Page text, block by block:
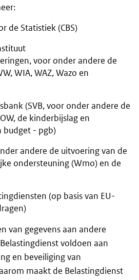
de Statistiek (CBS)
voor onder andere de
WIA, WAZ, Wazo en
(SVB, voor onder andere de
de kinderbijslag en
budget - pgb)
andere de uitvoering van de
ondersteuning (Wmo) en de
(op basis van EU-
van gegevens aan andere
voldoen aan
en beveiliging van
maakt de Belastingdienst